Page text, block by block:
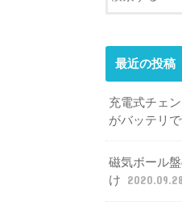
最近の投稿
充電式チェ
がバッテリ
磁気ボール
け
2020.09.28